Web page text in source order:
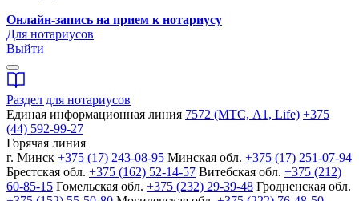
Онлайн-запись на прием к нотариусу
Для нотариусов
Выйти
Раздел для нотариусов
Единая информационная линия 7572 (МТС, A1, Life) +375
(44) 592-99-27
Горячая линия
г. Минск +375 (17) 243-08-95 Минская обл. +375 (17) 251-07-94
Брестская обл. +375 (162) 52-14-57 Витебская обл. +375 (212)
60-85-15 Гомельская обл. +375 (232) 29-39-48 Гродненская обл.